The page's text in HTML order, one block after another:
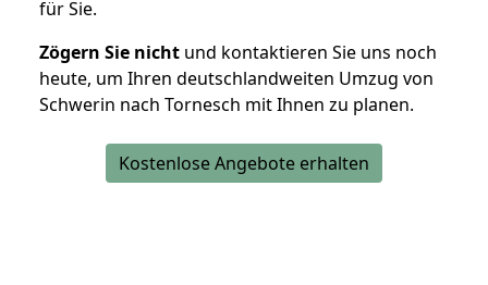
für Sie.
Zögern Sie nicht und kontaktieren Sie uns noch
heute, um Ihren deutschlandweiten Umzug von
Schwerin nach Tornesch mit Ihnen zu planen.
Kostenlose Angebote erhalten